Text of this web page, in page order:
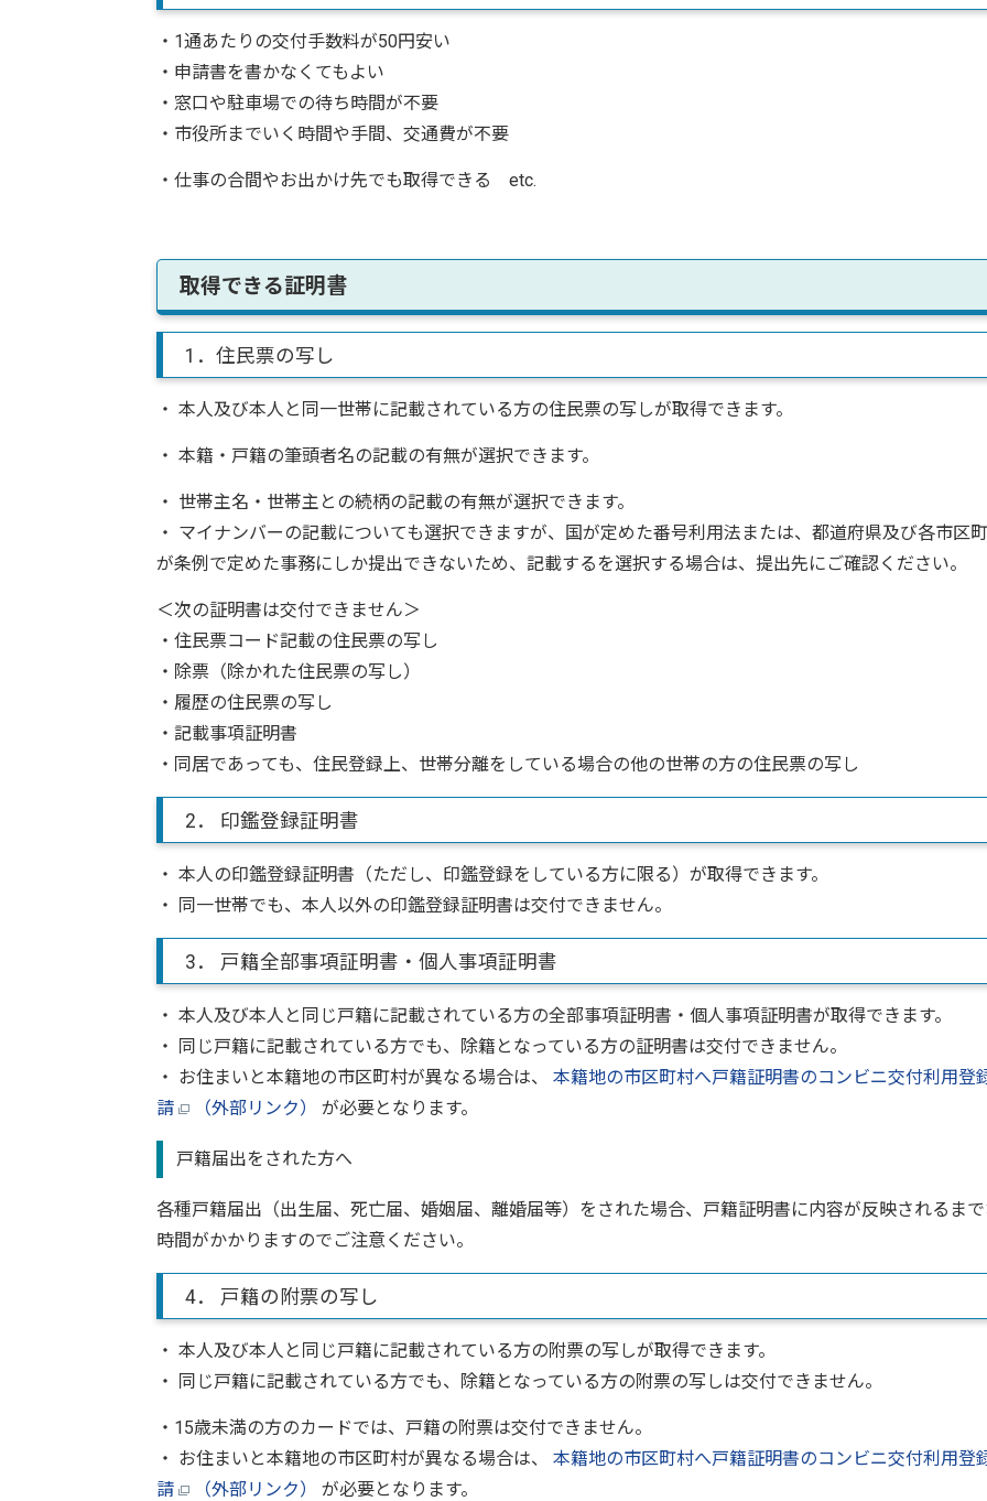
・1通あたりの交付手数料が50円安い
・申請書を書かなくてもよい
・窓口や駐車場での待ち時間が不要
・市役所までいく時間や手間、交通費が不要
・仕事の合間やお出かけ先でも取得できる etc.
取得できる証明書
1．住民票の写し
・ 本人及び本人と同一世帯に記載されている方の住民票の写しが取得できます。
・ 本籍・戸籍の筆頭者名の記載の有無が選択できます。
・ 世帯主名・世帯主との続柄の記載の有無が選択できます。
・ マイナンバーの記載についても選択できますが、国が定めた番号利用法または、都道府県及び各市区
が条例で定めた事務にしか提出できないため、記載するを選択する場合は、提出先にご確認ください。
＜次の証明書は交付できません＞
・住民票コード記載の住民票の写し
・除票（除かれた住民票の写し）
・履歴の住民票の写し
・記載事項証明書
・同居であっても、住民登録上、世帯分離をしている場合の他の世帯の方の住民票の写し
2． 印鑑登録証明書
・ 本人の印鑑登録証明書（ただし、印鑑登録をしている方に限る）が取得できます。
・ 同一世帯でも、本人以外の印鑑登録証明書は交付できません。
3． 戸籍全部事項証明書・個人事項証明書
・ 本人及び本人と同じ戸籍に記載されている方の全部事項証明書・個人事項証明書が取得できます。
・ 同じ戸籍に記載されている方でも、除籍となっている方の証明書は交付できません。
・ お住まいと本籍地の市区町村が異なる場合は、 本籍地の市区町村へ戸籍証明書のコンビニ交付利用登
請
（外部リンク） が必要となります。
戸籍届出をされた方へ
各種戸籍届出（出生届、死亡届、婚姻届、離婚届等）をされた場合、戸籍証明書に内容が反映されるま
時間がかかりますのでご注意ください。
4． 戸籍の附票の写し
・ 本人及び本人と同じ戸籍に記載されている方の附票の写しが取得できます。
・ 同じ戸籍に記載されている方でも、除籍となっている方の附票の写しは交付できません。
・15歳未満の方のカードでは、戸籍の附票は交付できません。
・ お住まいと本籍地の市区町村が異なる場合は、 本籍地の市区町村へ戸籍証明書のコンビニ交付利用登
請
（外部リンク） が必要となります。